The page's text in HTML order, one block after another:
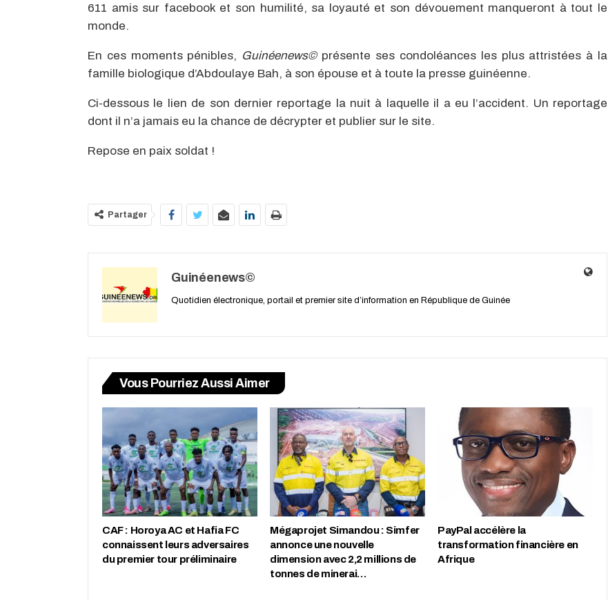
611 amis sur facebook et son humilité, sa loyauté et son dévouement manqueront à tout le
monde.
En ces moments pénibles, Guinéenews© présente ses condoléances les plus attristées à la
famille biologique d’Abdoulaye Bah, à son épouse et à toute la presse guinéenne.
Ci-dessous le lien de son dernier reportage la nuit à laquelle il a eu l’accident. Un reportage
dont il n’a jamais eu la chance de décrypter et publier sur le site.
Repose en paix soldat !
Partager
Guinéenews©
Quotidien électronique, portail et premier site d’information en République de Guinée
Vous Pourriez Aussi Aimer
CAF : Horoya AC et Hafia FC
connaissent leurs adversaires
du premier tour préliminaire
Mégaprojet Simandou : Simfer
annonce une nouvelle
dimension avec 2,2 millions de
tonnes de minerai…
PayPal accélère la
transformation financière en
Afrique